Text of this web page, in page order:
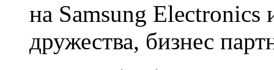
на Samsung Electronics
дружества, бизнес